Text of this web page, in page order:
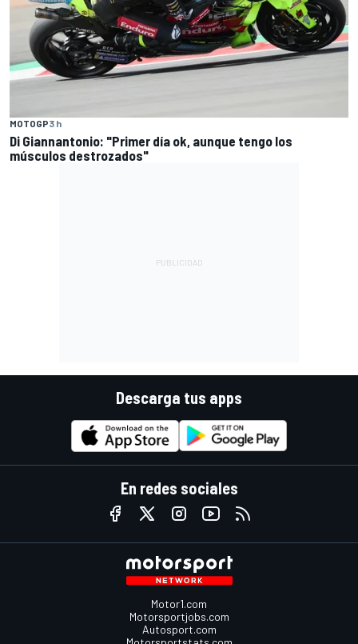
MOTOGP3 h
Di Giannantonio: "Primer día ok, aunque tengo los
músculos destrozados"
Descarga tus apps
En redes sociales
Motor1.com
Motorsportjobs.com
Autosport.com